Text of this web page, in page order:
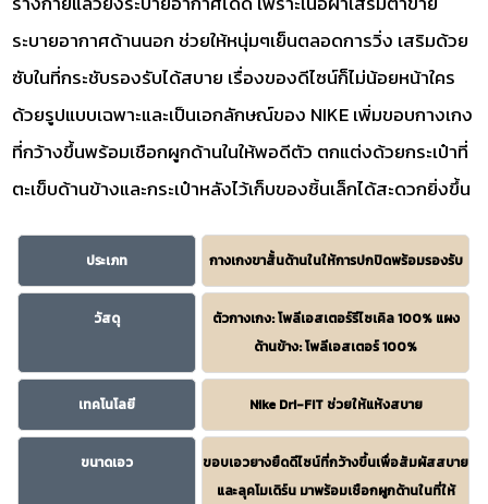
ระบายอากาศด้านนอก ช่วยให้หนุ่มๆเย็นตลอดการวิ่ง เสริมด้วย
ซับในที่กระชับรองรับได้สบาย เรื่องของดีไซน์ก็ไม่น้อยหน้าใคร
ด้วยรูปแบบเฉพาะและเป็นเอกลักษณ์ของ NIKE เพิ่มขอบกางเกง
ที่กว้างขึ้นพร้อมเชือกผูกด้านในให้พอดีตัว ตกแต่งด้วยกระเป๋าที่
ตะเข็บด้านข้างและกระเป๋าหลังไว้เก็บของชิ้นเล็กได้สะดวกยิ่งขึ้น
ประเภท กางเกงขาสั้นด้านในให้การปกปิดพร้อมรองรับ
วัสดุ
ตัวกางเกง: โพลีเอสเตอร์รีไซเคิล 100% แผง
ด้านข้าง: โพลีเอสเตอร์ 100%
เทคโนโลยี Nike Dri-FIT ช่วยให้แห้งสบาย
ขนาดเอว
ขอบเอวยางยืดดีไซน์ที่กว้างขึ้นเพื่อสัมผัสสบาย
และลุคโมเดิร์น มาพร้อมเชือกผูกด้านในที่ให้